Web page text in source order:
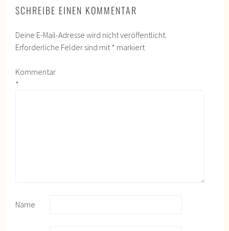
SCHREIBE EINEN KOMMENTAR
Deine E-Mail-Adresse wird nicht veröffentlicht.
Erforderliche Felder sind mit * markiert
Kommentar
*
Name